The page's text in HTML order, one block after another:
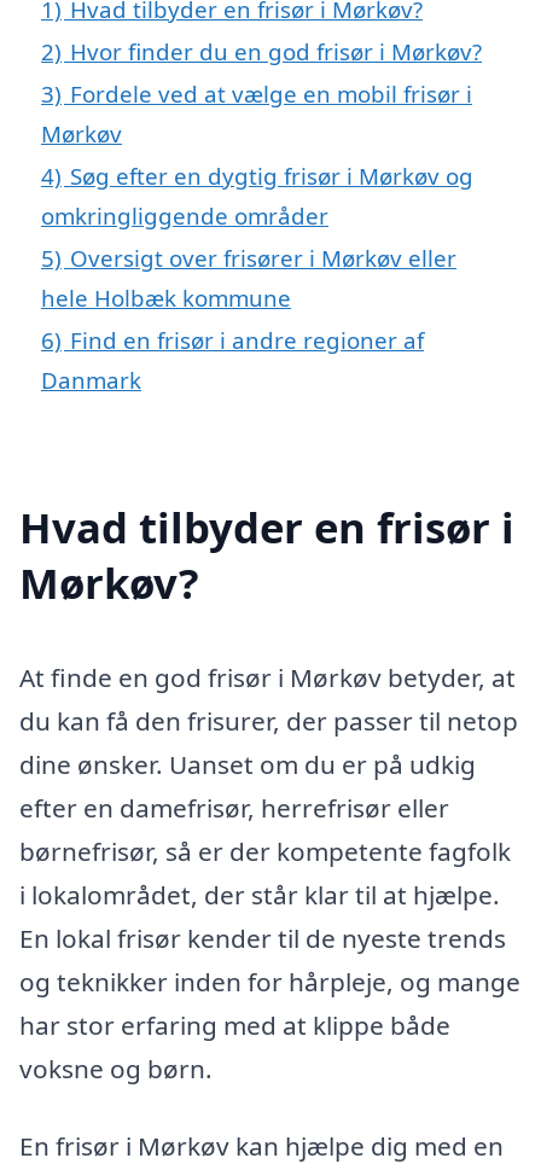
1) Hvad tilbyder en frisør i Mørkøv?
2) Hvor finder du en god frisør i Mørkøv?
3) Fordele ved at vælge en mobil frisør i
Mørkøv
4) Søg efter en dygtig frisør i Mørkøv og
omkringliggende områder
5) Oversigt over frisører i Mørkøv eller
hele Holbæk kommune
6) Find en frisør i andre regioner af
Danmark
Hvad tilbyder en frisør i
Mørkøv?
At finde en god frisør i Mørkøv betyder, at
du kan få den frisurer, der passer til netop
dine ønsker. Uanset om du er på udkig
efter en damefrisør, herrefrisør eller
børnefrisør, så er der kompetente fagfolk
i lokalområdet, der står klar til at hjælpe.
En lokal frisør kender til de nyeste trends
og teknikker inden for hårpleje, og mange
har stor erfaring med at klippe både
voksne og børn.
En frisør i Mørkøv kan hjælpe dig med en